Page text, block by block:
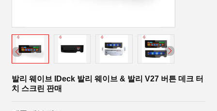
발리 웨이브 IDeck 발리 웨이브 & 발리 V27 버튼 데크 터
치 스크린 판매